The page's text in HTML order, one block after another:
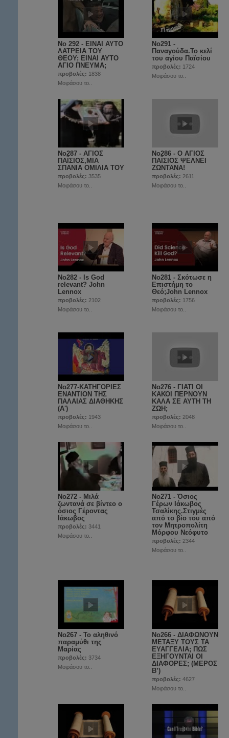
No 292 - ΕΙΝΑΙ ΑΥΤΟ
ΛΑΤΡΕΙΑ ΤΟΥ
ΘΕΟΥ; ΕΙΝΑΙ ΑΥΤΟ
ΑΓΙΟ ΠΝΕΥΜΑ;
προβολές: 1838
Μοιράσου το..
No291 -
Παναγούδα.Το κελί
του αγίου Παϊσίου
προβολές: 1724
Μοιράσου το..
No287 - ΑΓΙΟΣ
ΠΑΪΣΙΟΣ,ΜΙΑ
ΣΠΑΝΙΑ ΟΜΙΛΙΑ ΤΟΥ
προβολές: 3535
Μοιράσου το..
No286 - Ο ΑΓΙΟΣ
ΠΑΪΣΙΟΣ ΨΕΛΝΕΙ
ΖΩΝΤΑΝΑ!
προβολές: 2611
Μοιράσου το..
No282 - Is God
relevant? John
Lennox
προβολές: 2102
Μοιράσου το..
No281 - Σκότωσε η
Επιστήμη το
Θεό;John Lennox
προβολές: 1756
Μοιράσου το..
No277-ΚΑΤΗΓΟΡΙΕΣ
ΕΝΑΝΤΙΟΝ ΤΗΣ
ΠΑΛΑΙΑΣ ΔΙΑΘΗΚΗΣ
(Α')
προβολές: 1943
Μοιράσου το..
No276 - ΓΙΑΤΙ ΟΙ
ΚΑΚΟΙ ΠΕΡΝΟΥΝ
ΚΑΛΑ ΣΕ ΑΥΤΗ ΤΗ
ΖΩΗ;
προβολές: 2048
Μοιράσου το..
No272 - Μιλά
ζωντανά σε βίντεο ο
όσιος Γέροντας
Ιάκωβος
προβολές: 3441
Μοιράσου το..
No271 - Όσιος
Γέρων Ιάκωβος
Τσαλίκης.Στιγμές
από το βίο του από
τον Μητροπολίτη
Μόρφου Νεόφυτο
προβολές: 2344
Μοιράσου το..
No267 - Το αληθινό
παραμύθι της
Μαρίας
προβολές: 3734
Μοιράσου το..
No266 - ΔΙΑΦΩΝΟΥΝ
ΜΕΤΑΞΥ ΤΟΥΣ ΤΑ
ΕΥΑΓΓΕΛΙΑ; ΠΩΣ
ΕΞΗΓΟΥΝΤΑΙ ΟΙ
ΔΙΑΦΟΡΕΣ; (ΜΕΡΟΣ
Β’)
προβολές: 4627
Μοιράσου το..